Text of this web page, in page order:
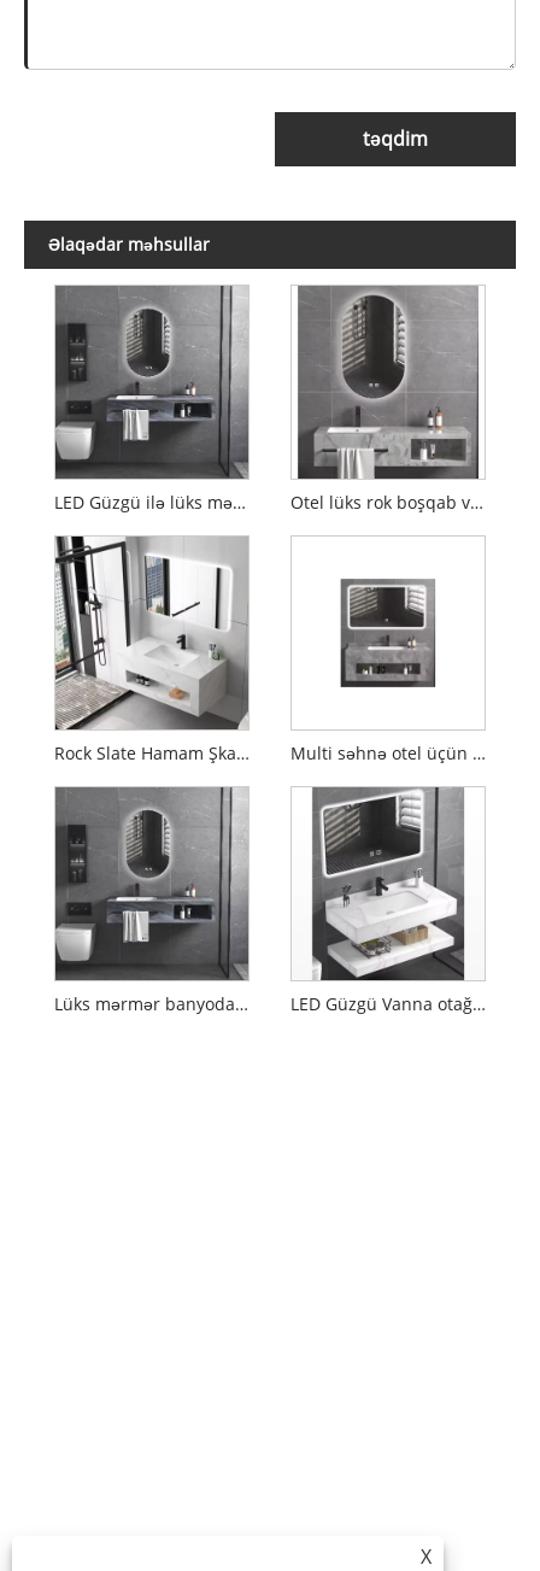
təqdim
Əlaqədar məhsullar
LED Güzgü ilə lüks mərmər hamamı boşluğu Otel lüks rok boşqab vanna otağı şkafları
Rock Slate Hamam Şkafı LED Güzgü ilə Multi səhnə otel üçün yuyucu hövzə kabinetindən istifadə
Lüks mərmər banyoda boşluq şkafı LED Güzgü Vanna otağı Sink kabineti
X